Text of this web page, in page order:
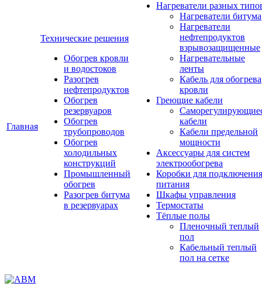
Главная
Технические решения
Обогрев кровли
и водостоков
Разогрев
нефтепродуктов
Обогрев
резервуаров
Обогрев
трубопроводов
Обогрев
холодильных
конструкций
Промышленный
обогрев
Разогрев битума
в резервуарах
Нагреватели разных
Нагреватели битума
Нагреватели
нефтепродуктов
взрывозащищенные
Нагревательные
ленты
Кабель для обогрева
кровли
Греющие кабели
кабели
Кабели предельной
мощности
Аксессуары для систем
электрообогрева
Коробки для подключения
питания
Шкафы управления
Термостаты
Тёплые полы
Пленочный теплый
пол
Кабельный теплый
пол на сетке